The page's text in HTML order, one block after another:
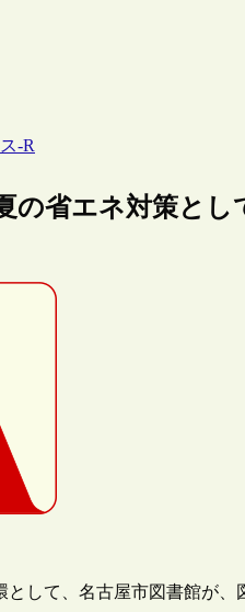
-R
の省エネ対策と
として、名古屋市図書館が